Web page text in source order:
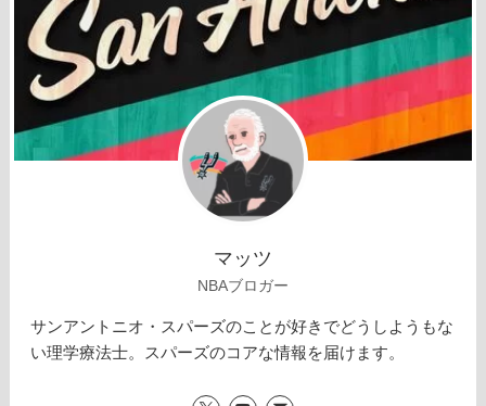
マッツ
NBAブロガー
サンアントニオ・スパーズのことが好きでどうしようもな
い理学療法士。スパーズのコアな情報を届けます。